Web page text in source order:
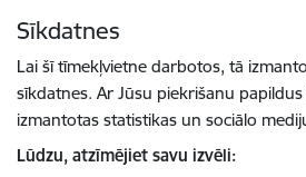
Sīkdatnes
Lai šī tīmekļvietne darbotos, tā
sīkdatnes. Ar Jūsu piekrišanu
izmantotas statistikas un sociālo
Lūdzu, atzīmējiet savu izvēli: